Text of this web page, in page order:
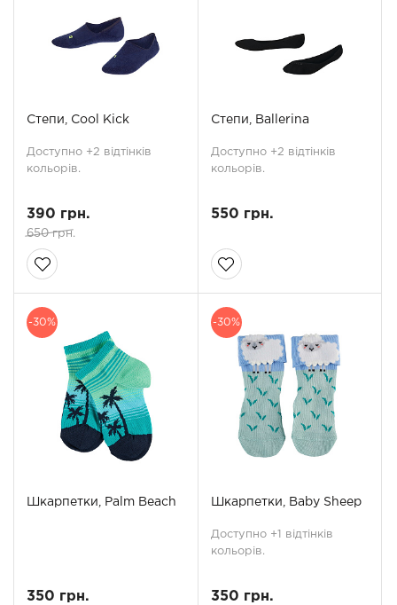
Степи, Cool Kick
Доступно +2 відтінків
кольорів.
390 грн.
650 грн.
Степи, Ballerina
Доступно +2 відтінків
кольорів.
550 грн.
-30%
Шкарпетки, Palm Beach
350 грн.
-30%
Шкарпетки, Baby Sheep
Доступно +1 відтінків
кольорів.
350 грн.